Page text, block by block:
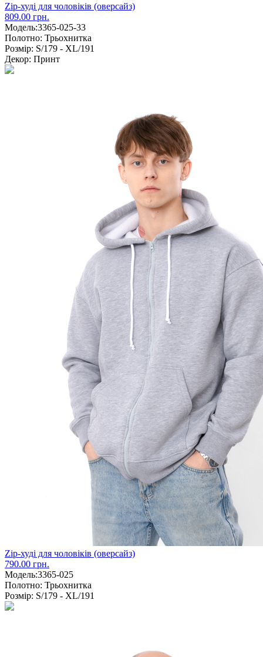
Zip-худі для чоловіків (оверсайз)
809.00 грн.
Модель:3365-025-33
Полотно: Трьохнитка
Розмір: S/179 - XL/191
Декор: Принт
Zip-худі для чоловіків (оверсайз)
790.00 грн.
Модель:3365-025
Полотно: Трьохнитка
Розмір: S/179 - XL/191